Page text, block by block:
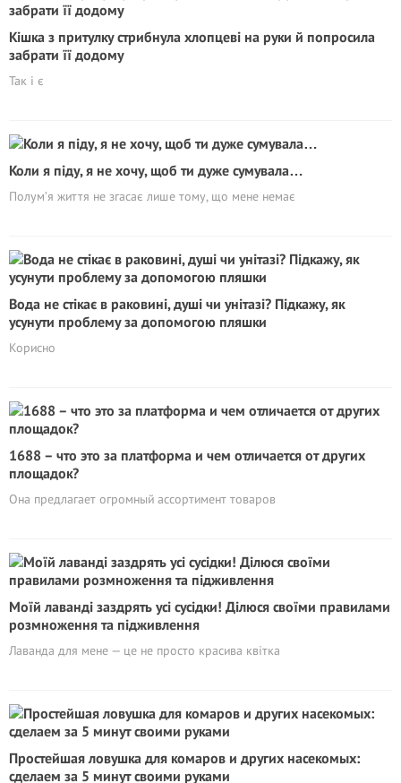
Кішка з притулку стрибнула хлопцеві на руки й попросила
забрати її додому
Так і є
Коли я піду, я не хочу, щоб ти дуже сумувала…
Полум’я життя не згасає лише тому, що мене немає
Вода не стікає в раковині, душі чи унітазі? Підкажу, як
усунути проблему за допомогою пляшки
Корисно
1688 – что это за платформа и чем отличается от других
площадок?
Она предлагает огромный ассортимент товаров
Моїй лаванді заздрять усі сусідки! Ділюся своїми правилами
розмноження та підживлення
Лаванда для мене — це не просто красива квітка
Простейшая ловушка для комаров и других насекомых:
сделаем за 5 минут своими руками